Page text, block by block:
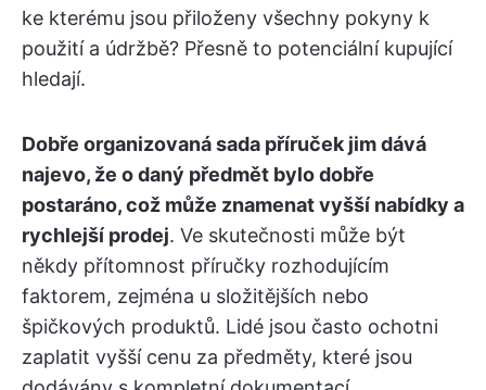
ke kterému jsou přiloženy všechny pokyny k
použití a údržbě? Přesně to potenciální kupující
hledají.
Dobře organizovaná sada příruček jim dává
najevo, že o daný předmět bylo dobře
postaráno, což může znamenat vyšší nabídky a
rychlejší prodej. Ve skutečnosti může být
někdy přítomnost příručky rozhodujícím
faktorem, zejména u složitějších nebo
špičkových produktů. Lidé jsou často ochotni
zaplatit vyšší cenu za předměty, které jsou